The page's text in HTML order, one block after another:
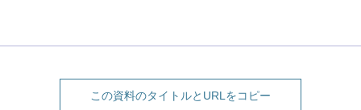
この資料のタイトルとURLをコピー